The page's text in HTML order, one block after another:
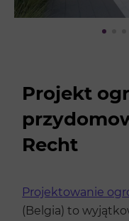
Projekt
Recht
Projektowanie
(Belgia) to